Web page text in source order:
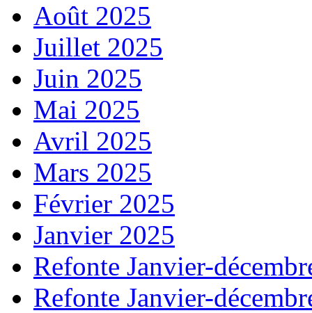
Août 2025
Juillet 2025
Juin 2025
Mai 2025
Avril 2025
Mars 2025
Février 2025
Janvier 2025
Refonte Janvier-
Refonte Janvier-